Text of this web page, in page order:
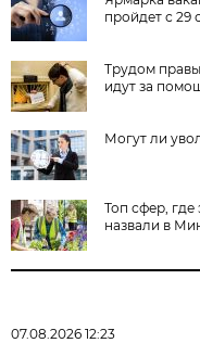
пройдет с 29
Трудом
идут за
Могут ли
Топ сфер,
назвали в
07.08.2026 12:23